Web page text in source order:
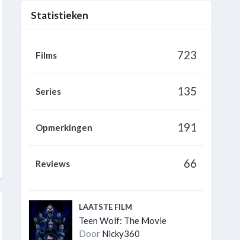
Statistieken
Films 723
Series 135
Opmerkingen 191
Reviews 66
LAATSTE FILM
Teen Wolf: The Movie
Door Nicky360